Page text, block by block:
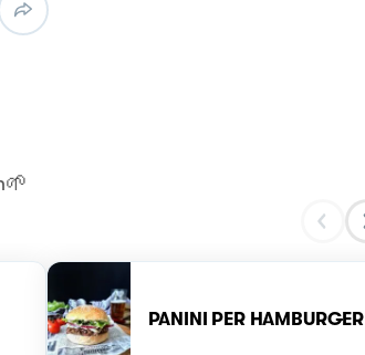
PANINI PER HAMBURGER